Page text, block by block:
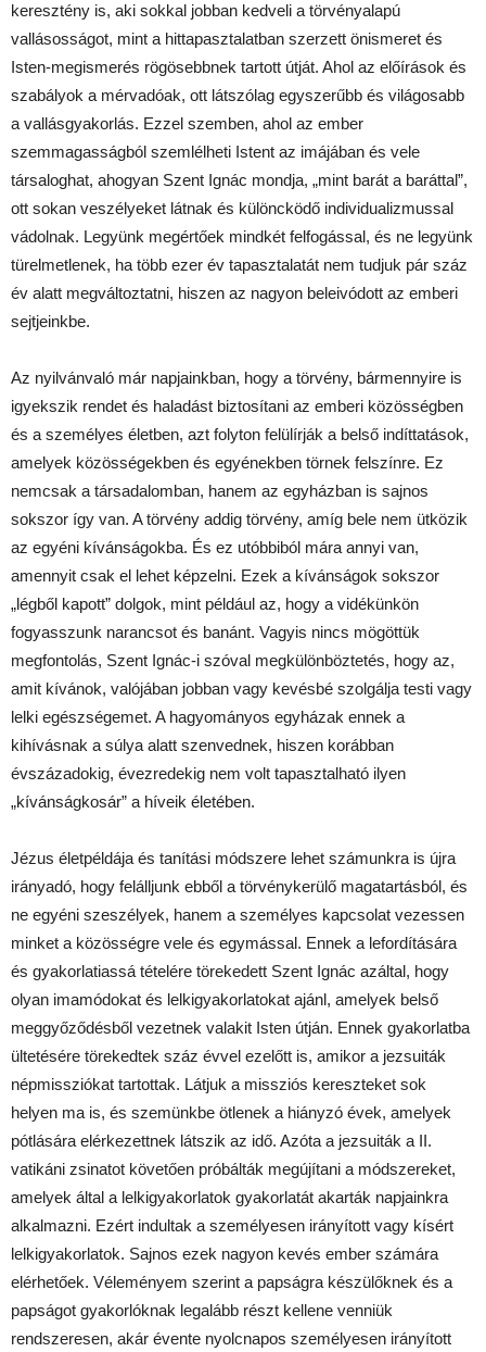
keresztény is, aki sokkal jobban kedveli a törvényalapú
vallásosságot, mint a hittapasztalatban szerzett önismeret és
Isten-megismerés rögösebbnek tartott útját. Ahol az előírások és
szabályok a mérvadóak, ott látszólag egyszerűbb és világosabb
a vallásgyakorlás. Ezzel szemben, ahol az ember
szemmagasságból szemlélheti Istent az imájában és vele
társaloghat, ahogyan Szent Ignác mondja, „mint barát a baráttal”,
ott sokan veszélyeket látnak és különcködő individualizmussal
vádolnak. Legyünk megértőek mindkét felfogással, és ne legyünk
türelmetlenek, ha több ezer év tapasztalatát nem tudjuk pár száz
év alatt megváltoztatni, hiszen az nagyon beleivódott az emberi
sejtjeinkbe.
Az nyilvánvaló már napjainkban, hogy a törvény, bármennyire is
igyekszik rendet és haladást biztosítani az emberi közösségben
és a személyes életben, azt folyton felülírják a belső indíttatások,
amelyek közösségekben és egyénekben törnek felszínre. Ez
nemcsak a társadalomban, hanem az egyházban is sajnos
sokszor így van. A törvény addig törvény, amíg bele nem ütközik
az egyéni kívánságokba. És ez utóbbiból mára annyi van,
amennyit csak el lehet képzelni. Ezek a kívánságok sokszor
„légből kapott” dolgok, mint például az, hogy a vidékünkön
fogyasszunk narancsot és banánt. Vagyis nincs mögöttük
megfontolás, Szent Ignác-i szóval megkülönböztetés, hogy az,
amit kívánok, valójában jobban vagy kevésbé szolgálja testi vagy
lelki egészségemet. A hagyományos egyházak ennek a
kihívásnak a súlya alatt szenvednek, hiszen korábban
évszázadokig, évezredekig nem volt tapasztalható ilyen
„kívánságkosár” a híveik életében.
Jézus életpéldája és tanítási módszere lehet számunkra is újra
irányadó, hogy felálljunk ebből a törvénykerülő magatartásból, és
ne egyéni szeszélyek, hanem a személyes kapcsolat vezessen
minket a közösségre vele és egymással. Ennek a lefordítására
és gyakorlatiassá tételére törekedett Szent Ignác azáltal, hogy
olyan imamódokat és lelkigyakorlatokat ajánl, amelyek belső
meggyőződésből vezetnek valakit Isten útján. Ennek gyakorlatba
ültetésére törekedtek száz évvel ezelőtt is, amikor a jezsuiták
népmissziókat tartottak. Látjuk a missziós kereszteket sok
helyen ma is, és szemünkbe ötlenek a hiányzó évek, amelyek
pótlására elérkezettnek látszik az idő. Azóta a jezsuiták a II.
vatikáni zsinatot követően próbálták megújítani a módszereket,
amelyek által a lelkigyakorlatok gyakorlatát akarták napjainkra
alkalmazni. Ezért indultak a személyesen irányított vagy kísért
lelkigyakorlatok. Sajnos ezek nagyon kevés ember számára
elérhetőek. Véleményem szerint a papságra készülőknek és a
papságot gyakorlóknak legalább részt kellene venniük
rendszeresen, akár évente nyolcnapos személyesen irányított